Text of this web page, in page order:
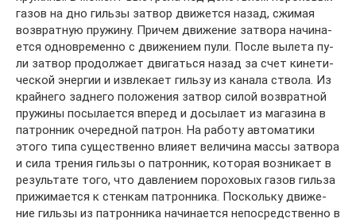
га­зов на дно гиль­зы за­твор дви­жет­ся на­зад, сжи­мая
воз­врат­ную пру­жи­ну. При­чем дви­же­ние за­тво­ра на­чи­на­
ет­ся од­но­вре­мен­но с дви­же­ни­ем пу­ли. По­сле вы­ле­та пу­
ли за­твор про­дол­жа­ет дви­гать­ся на­зад за счет ки­не­ти­
че­ской энер­гии и из­вле­ка­ет гиль­зу из ка­на­ла ство­ла. Из
край­не­го зад­не­го по­ло­же­ния за­твор си­лой воз­врат­ной
пру­жи­ны по­сы­ла­ет­ся впе­ред и до­сы­ла­ет из ма­га­зи­на в
па­трон­ник оче­ред­ной па­трон. На ра­бо­ту ав­то­ма­ти­ки
это­го ти­па су­ще­ст­вен­но влия­ет ве­ли­чи­на мас­сы за­тво­ра
и си­ла тре­ния гиль­зы о па­трон­ник, ко­то­рая воз­ни­ка­ет в
ре­зуль­та­те то­го, что дав­ле­ни­ем по­ро­хо­вых га­зов гиль­за
при­жи­ма­ет­ся к стен­кам па­трон­ни­ка. По­сколь­ку дви­же­
ние гиль­зы из па­трон­ни­ка на­чи­на­ет­ся не­по­сред­ст­вен­но в